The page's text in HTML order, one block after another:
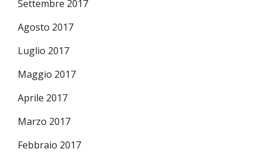
Settembre 2017
Agosto 2017
Luglio 2017
Maggio 2017
Aprile 2017
Marzo 2017
Febbraio 2017